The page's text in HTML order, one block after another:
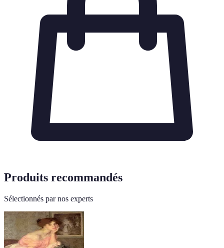
Produits recommandés
Sélectionnés par nos experts